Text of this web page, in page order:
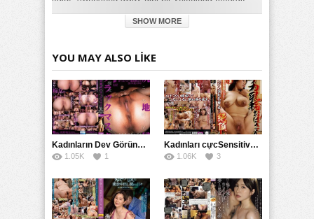
Nest’e kadar uzanıyor.
Genel
Üniversitesi'nden Uzaklaşan Kadın Tatlı Fısıltılarla Yuvasına
Dönene Kadar izle,Kusakabe Üniversitesi'nden Uzaklaşan
Kadın Tatlı Fısıltılarla Yuvasına Dönene Kadar porno izle
Kusakabe Üniversitesi'nden Uzaklaşan Kadın Tatlı Fısıltılarla
Yuvasına Dönene Kadar türkçe altyazılı izle
SHOW MORE
YOU MAY ALSO LIKE
Kadınların Dev Görünümü: Çarpıcı ve Ağır Sikletli Süper Kadınlar
1.05K 1
Kadınları cựcSensitive Nipplelarıyla Oynarken Vücutlarındaki Areolalara(PRMJ) Saatlerce Aşırı Erect Orgazmlar Sağlıyor
1.06K 3